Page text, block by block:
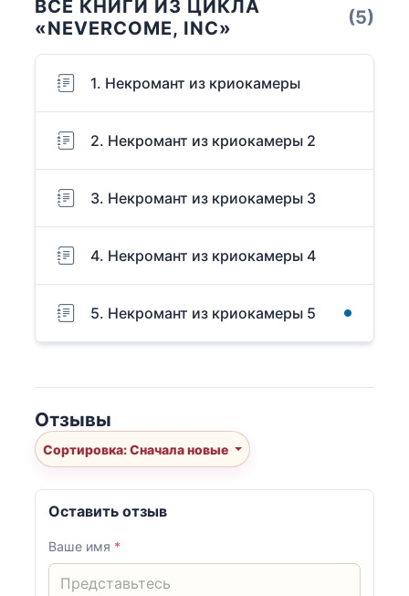
ВСЕ КНИГИ ИЗ ЦИКЛА
«NEVERCOME, INC»
(5)
1. Некромант из криокамеры
2. Некромант из криокамеры 2
3. Некромант из криокамеры 3
4. Некромант из криокамеры 4
5. Некромант из криокамеры 5
Отзывы
Сортировка: Сначала новые
Оставить отзыв
Ваше имя *